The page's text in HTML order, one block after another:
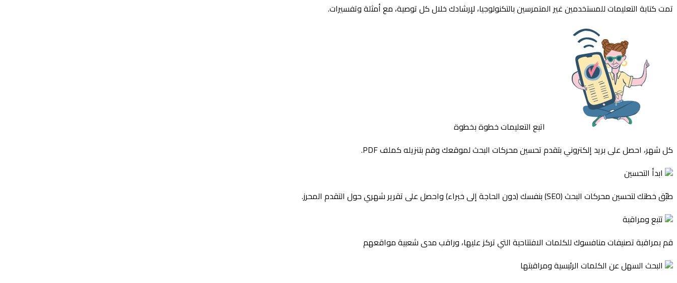
تمت كتابة التعليمات للمستخدمين غير المتمرسين بالتكنولوجيا، لإرشادك خلال كل توصية، مع أمثلة وتفسيرات.
اتبع التعليمات خطوة بخطوة
كل شهر، احصل على بريد إلكتروني بتقدم تحسين محركات البحث لموقعك وقم بتنزيله كملف PDF.
ابدأ التحسين
طبّق خطتك لتحسين محركات البحث (SEO) بنفسك (دون الحاجة إلى خبراء) واحصل على تقرير شهري حول التقدم المحرز.
تتبع ومراقبة
قم بمراقبة تصنيفات منافسوك للكلمات الافتتاحية التي تركز عليها، وراقب مدى شعبية مواقعهم
البحث السهل عن الكلمات الرئيسية ومراقبتها